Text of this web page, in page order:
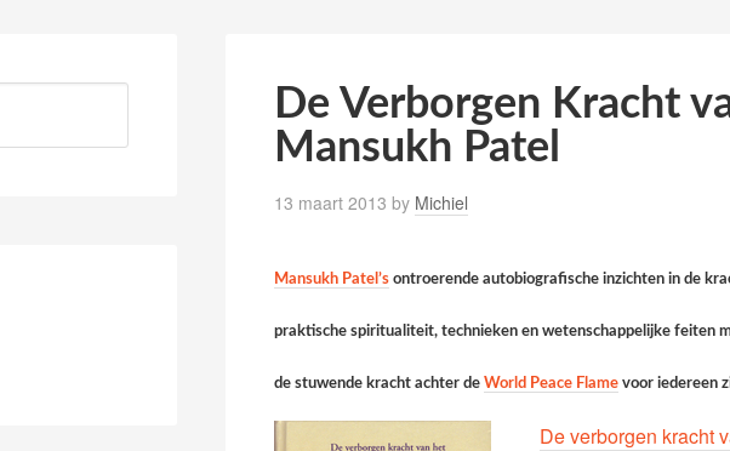
De Verborgen Kracht
Mansukh Patel
13 maart 2013 by Michiel
Mansukh Patel’s ontroerende autobiografische inzichten in de
praktische spiritualiteit, technieken en wetenschappelijke feiten
de stuwende kracht achter de World Peace Flame voor iedereen
De verborgen kracht